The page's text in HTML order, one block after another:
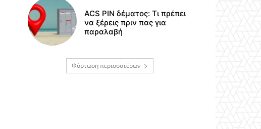
ACS PIN δέματος: Τι πρέπει
να ξέρεις πριν πας για
παραλαβή
Φόρτωση περισσοτέρων